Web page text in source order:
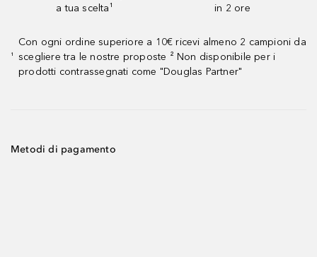
a tua scelta¹
in 2 ore
¹
Con ogni ordine superiore a 10€ ricevi almeno 2 campioni da
scegliere tra le nostre proposte ² Non disponibile per i
prodotti contrassegnati come "Douglas Partner"
Metodi di pagamento